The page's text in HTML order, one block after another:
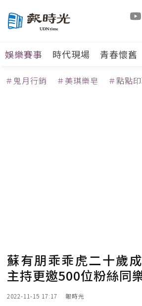
娛樂賽事 時代現場 青春懷舊
＃鬼月行銷 ＃美琪樂皂 ＃點點
蘇有朋乖乖虎二十歲
主持更邀500位粉絲同
2022-11-15 17:17 報時光